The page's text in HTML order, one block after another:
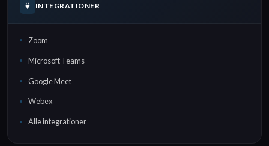
INTEGRATIONER
Zoom
Microsoft Teams
Google Meet
Webex
Alle integrationer